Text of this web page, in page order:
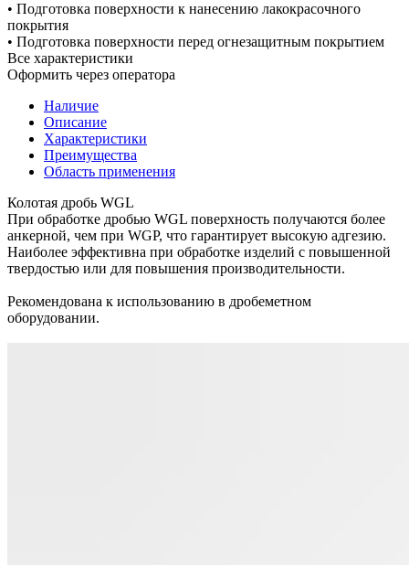
• Подготовка поверхности к нанесению лакокрасочного
покрытия
• Подготовка поверхности перед огнезащитным покрытием
Все характеристики
Оформить через оператора
Наличие
Описание
Характеристики
Преимущества
Область применения
Колотая дробь WGL
При обработке дробью WGL поверхность получаются более
анкерной, чем при WGP, что гарантирует высокую адгезию.
Наиболее эффективна при обработке изделий с повышенной
твердостью или для повышения производительности.
Рекомендована к использованию в дробеметном
оборудовании.